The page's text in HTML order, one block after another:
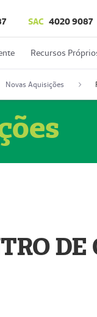
SAC 4020 9087
Recursos
Novas Aquisições
DE